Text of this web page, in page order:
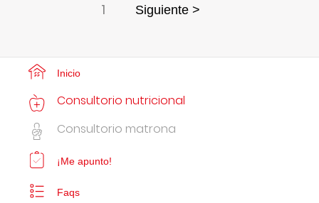
1 Siguiente >
Inicio
Consultorio nutricional
Consultorio matrona
¡Me apunto!
Faqs